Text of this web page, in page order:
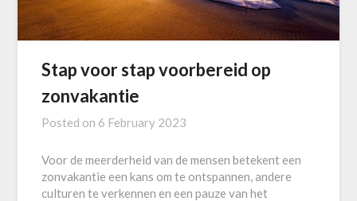
Stap voor stap voorbereid op
zonvakantie
Posted on 6 February 2023
Voor de meerderheid van de mensen betekent een
zonvakantie een kans om te ontspannen, andere
culturen te verkennen en een pauze van het